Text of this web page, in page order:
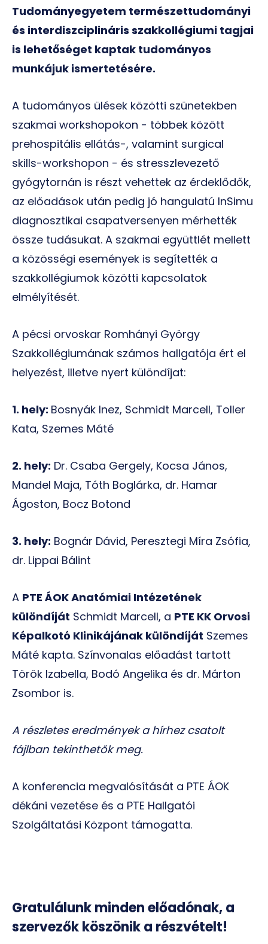
Tudományegyetem természettudományi
és interdiszciplináris szakkollégiumi tagjai
is lehetőséget kaptak tudományos
munkájuk ismertetésére.
A tudományos ülések közötti szünetekben
szakmai workshopokon - többek között
prehospitális ellátás-, valamint surgical
skills-workshopon - és stresszlevezető
gyógytornán is részt vehettek az érdeklődők,
az előadások után pedig jó hangulatú InSimu
diagnosztikai csapatversenyen mérhették
össze tudásukat. A szakmai együttlét mellett
a közösségi események is segítették a
szakkollégiumok közötti kapcsolatok
elmélyítését.
A pécsi orvoskar Romhányi György
Szakkollégiumának számos hallgatója ért el
helyezést, illetve nyert különdíjat:
1. hely: Bosnyák Inez, Schmidt Marcell, Toller
Kata, Szemes Máté
2. hely: Dr. Csaba Gergely, Kocsa János,
Mandel Maja, Tóth Boglárka, dr. Hamar
Ágoston, Bocz Botond
3. hely: Bognár Dávid, Peresztegi Míra Zsófia,
dr. Lippai Bálint
A PTE ÁOK Anatómiai Intézetének
különdíját Schmidt Marcell, a PTE KK Orvosi
Képalkotó Klinikájának különdíját Szemes
Máté kapta. Színvonalas előadást tartott
Török Izabella, Bodó Angelika és dr. Márton
Zsombor is.
A részletes eredmények a hírhez csatolt
fájlban tekinthetők meg.
A konferencia megvalósítását a PTE ÁOK
dékáni vezetése és a PTE Hallgatói
Szolgáltatási Központ támogatta.
Gratulálunk minden előadónak, a
szervezők köszönik a részvételt!